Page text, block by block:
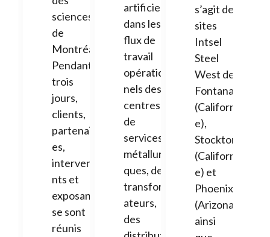
sciences
de
Montréal.
Pendant
trois
jours,
clients,
partenair
es,
intervena
nts et
exposants
se sont
réunis
artificielle
dans les
flux de
travail
opération
nels des
centres
de
services
métallurgi
ques, des
transform
ateurs,
des
s’agit des
sites
Intsel
Steel
West de
Fontana
(Californi
e),
Stockton
(Californi
e) et
Phoenix
(Arizona),
ainsi